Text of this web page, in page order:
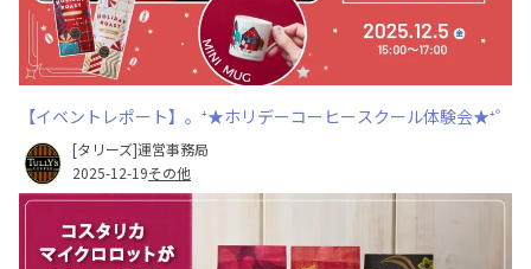
【イベントレポート】。⁺★ホリデーコーヒースクール体験会★⁺゜
[タリーズ]運営事務局
2025-12-19その他